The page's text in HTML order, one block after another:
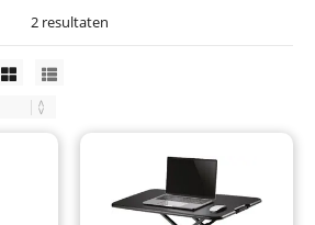
2 resultaten